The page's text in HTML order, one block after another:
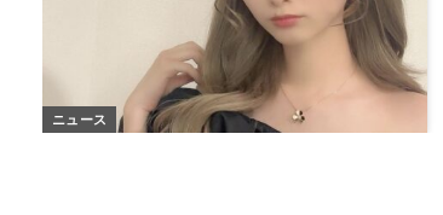
ニュース